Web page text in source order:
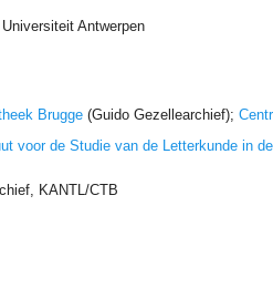
Antwerpen
Brugge (Guido Gezellearchief);
voor de Studie van de Letterkunde in
KANTL/CTB